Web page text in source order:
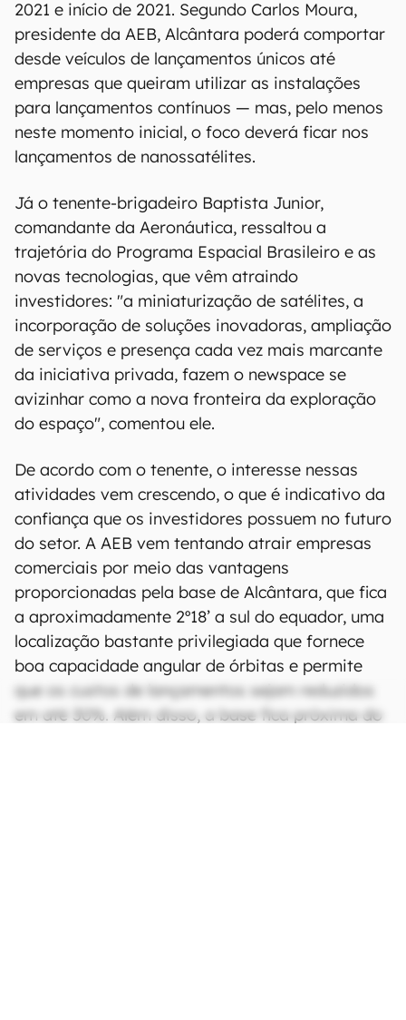
2021 e início de 2021. Segundo Carlos Moura,
presidente da AEB, Alcântara poderá comportar
desde veículos de lançamentos únicos até
empresas que queiram utilizar as instalações
para lançamentos contínuos — mas, pelo menos
neste momento inicial, o foco deverá ficar nos
lançamentos de nanossatélites.
Já o tenente-brigadeiro Baptista Junior,
comandante da Aeronáutica, ressaltou a
trajetória do Programa Espacial Brasileiro e as
novas tecnologias, que vêm atraindo
investidores: "a miniaturização de satélites, a
incorporação de soluções inovadoras, ampliação
de serviços e presença cada vez mais marcante
da iniciativa privada, fazem o newspace se
avizinhar como a nova fronteira da exploração
do espaço", comentou ele.
De acordo com o tenente, o interesse nessas
atividades vem crescendo, o que é indicativo da
confiança que os investidores possuem no futuro
do setor. A AEB vem tentando atrair empresas
comerciais por meio das vantagens
proporcionadas pela base de Alcântara, que fica
a aproximadamente 2º18’ a sul do equador, uma
localização bastante privilegiada que fornece
boa capacidade angular de órbitas e permite
que os custos de lançamentos sejam reduzidos
em até 30%. Além disso, a base fica próxima do